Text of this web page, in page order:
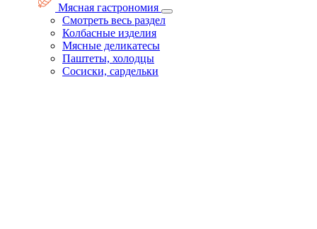
Мясная гастрономия
Смотреть весь раздел
Колбасные изделия
Мясные деликатесы
Паштеты, холодцы
Сосиски, сардельки